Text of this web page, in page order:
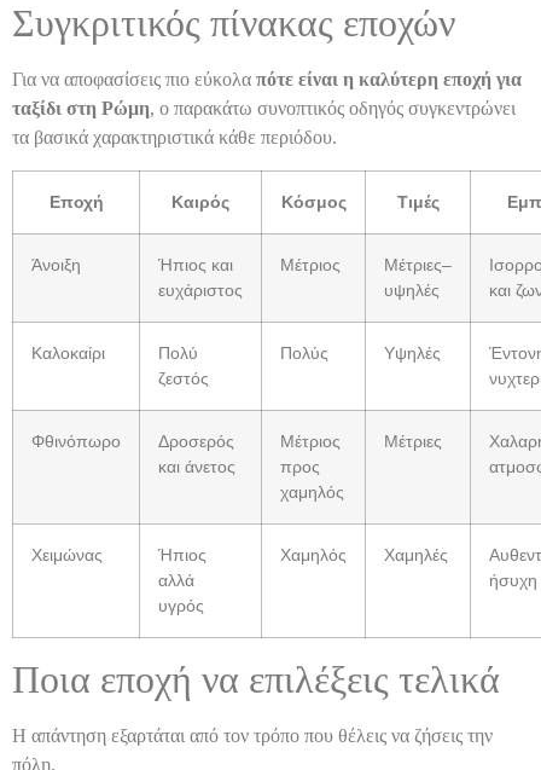
Συγκριτικός πίνακας εποχών
Για να αποφασίσεις πιο εύκολα πότε είναι η καλύτερη εποχή για
ταξίδι στη Ρώμη, ο παρακάτω συνοπτικός οδηγός συγκεντρώνει
τα βασικά χαρακτηριστικά κάθε περιόδου.
Εποχή Καιρός Κόσμος Τιμές
Άνοιξη
Ήπιος και
ευχάριστος
Μέτριος
Μέτριες–
υψηλές
και
Καλοκαίρι
Πολύ
ζεστός
Πολύς Υψηλές
Φθινόπωρο
Δροσερός
και άνετος
Μέτριος
προς
χαμηλός
Μέτριες
Χειμώνας
Ήπιος
αλλά
υγρός
Χαμηλός Χαμηλές
ήσυχη
Ποια εποχή να επιλέξεις τελικά
Η απάντηση εξαρτάται από τον τρόπο που θέλεις να ζήσεις την
πόλη.